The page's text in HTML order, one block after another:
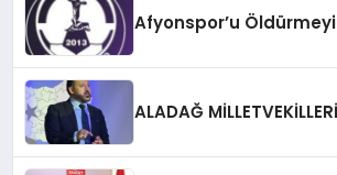
Afyonspor’u
ALADAĞ